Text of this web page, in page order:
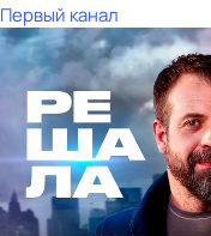
Первый канал